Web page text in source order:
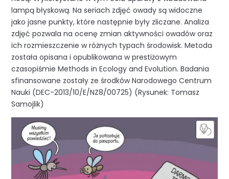
lampą błyskową. Na seriach zdjęć owady są widoczne
jako jasne punkty, które następnie były zliczane. Analiza
zdjęć pozwala na ocenę zmian aktywności owadów oraz
ich rozmieszczenie w różnych typach środowisk. Metoda
została opisana i opublikowana w prestiżowym
czasopiśmie Methods in Ecology and Evolution. Badania
sfinansowane zostały ze środków Narodowego Centrum
Nauki (DEC-2013/10/E/NZ8/00725) (Rysunek: Tomasz
Samojlik)